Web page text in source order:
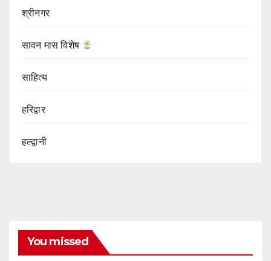
श्रीनगर
सावन मास विशेष
साहित्य
हरिद्वार
हल्द्वानी
You missed